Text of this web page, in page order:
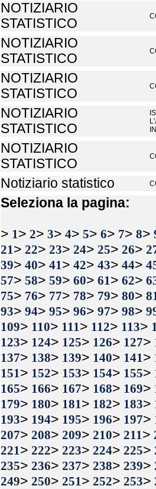
NOTIZIARIO
STATISTICO
NOTIZIARIO
STATISTICO
NOTIZIARIO
STATISTICO
NOTIZIARIO
STATISTICO
NOTIZIARIO
STATISTICO
Notiziario statistico
Seleziona la pagina:
> 1 > 2> 3> 4> 5> 6> 7> 8>
21 > 22> 23> 24> 25> 26>
39> 40> 41 > 42> 43> 44>
57> 58> 59> 60> 61 > 62>
75> 76> 77> 78> 79> 80>
93> 94> 95> 96> 97> 98>
109> 110> 111 > 112> 113>
123> 124> 125> 126> 127>
137> 138> 139> 140> 141 >
151 > 152> 153> 154> 155>
165> 166> 167> 168> 169>
179> 180> 181 > 182> 183>
193> 194> 195> 196> 197>
207> 208> 209> 210> 211 >
221 > 222> 223> 224> 225>
235> 236> 237> 238> 239>
249> 250> 251 > 252> 253>